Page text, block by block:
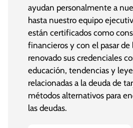
ayudan personalmente a
hasta nuestro equipo
están certificados como
financieros y con el pasar de
renovado sus credenciales
educación, tendencias y
relacionadas a la deuda de
métodos alternativos para
las deudas.